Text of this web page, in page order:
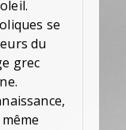
se
du
grec